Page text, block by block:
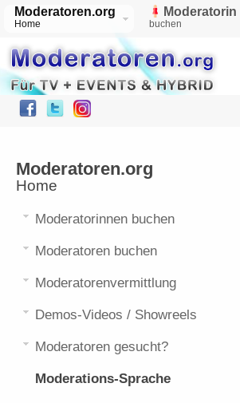
Moderatoren.org
Home
Moderatorin
buchen
Moderatoren.org
Home
Moderatorinnen buchen
Moderatoren buchen
Moderatorenvermittlung
Demos-Videos / Showreels
Moderatoren gesucht?
Moderations-Sprache